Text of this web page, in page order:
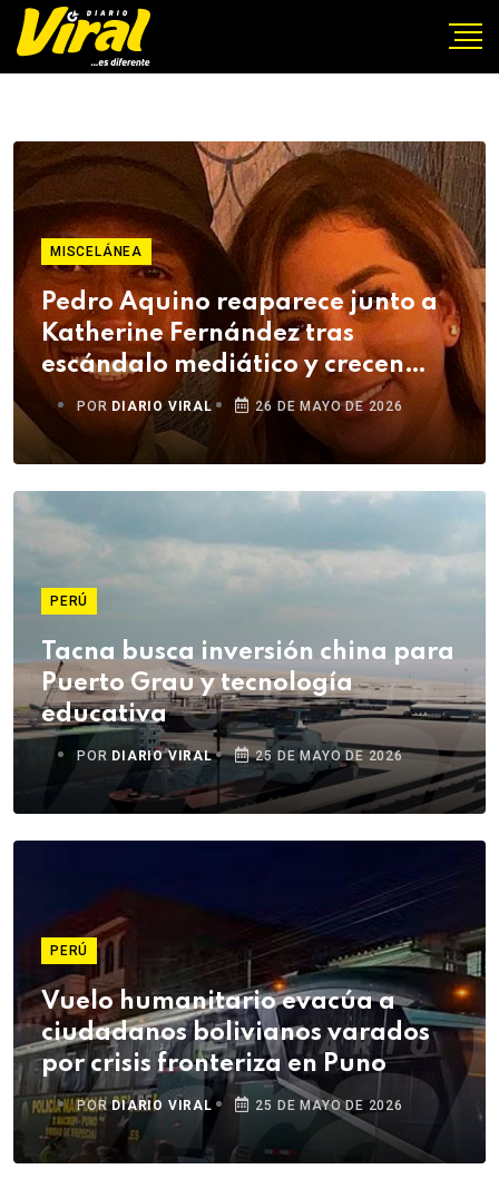
MISCELÁNEA
Pedro Aquino reaparece junto a
Katherine Fernández tras
escándalo mediático y crecen
rumores de reconciliación
POR DIARIO VIRAL 26 DE MAYO DE 2026
PERÚ
Tacna busca inversión china para
Puerto Grau y tecnología
educativa
POR DIARIO VIRAL 25 DE MAYO DE 2026
PERÚ
Vuelo humanitario evacúa a
ciudadanos bolivianos varados
por crisis fronteriza en Puno
PORDIARIO VIRAL 25 DE MAYO DE 2026